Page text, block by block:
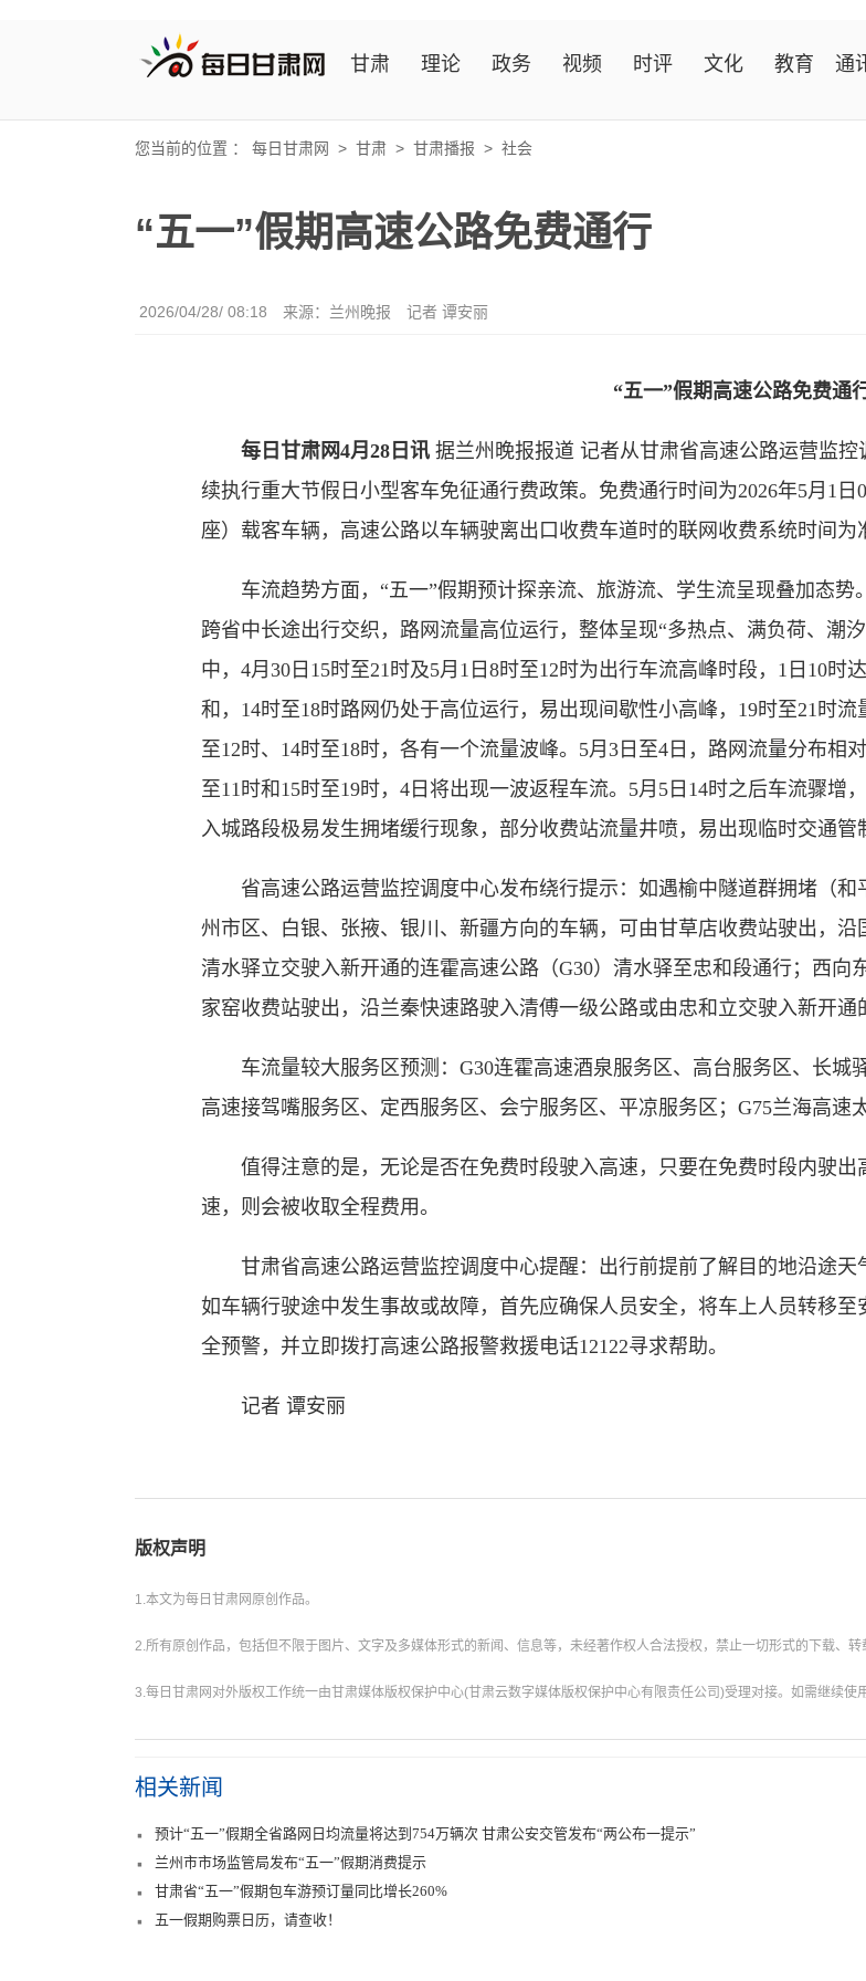
甘肃 理论 政务 视频 时评 文化 教育 通
您当前的位置 ： 每日甘肃网 > 甘肃 > 甘肃播报 > 社会
“五一”假期高速公路免费通行
2026/04/28/ 08:18 来源：兰州晚报 记者 谭安丽
“五一”假期高速公路免费通
每日甘肃网4月28日讯 据兰州晚报报道 记者从甘肃省高速公路运营监
续执行重大节假日小型客车免征通行费政策。免费通行时间为2026年5月1
座）载客车辆，高速公路以车辆驶离出口收费车道时的联网收费系统时间为
车流趋势方面，“五一”假期预计探亲流、旅游流、学生流呈现叠加态势
跨省中长途出行交织，路网流量高位运行，整体呈现“多热点、满负荷、潮
中，4月30日15时至21时及5月1日8时至12时为出行车流高峰时段，1日10
和，14时至18时路网仍处于高位运行，易出现间歇性小高峰，19时至21时
至12时、14时至18时，各有一个流量波峰。5月3日至4日，路网流量分布相
至11时和15时至19时，4日将出现一波返程车流。5月5日14时之后车流骤增
入城路段极易发生拥堵缓行现象，部分收费站流量井喷，易出现临时交通管
省高速公路运营监控调度中心发布绕行提示：如遇榆中隧道群拥堵（和
州市区、白银、张掖、银川、新疆方向的车辆，可由甘草店收费站驶出，
清水驿立交驶入新开通的连霍高速公路（G30）清水驿至忠和段通行；西
家窑收费站驶出，沿兰秦快速路驶入清傅一级公路或由忠和立交驶入新开通
车流量较大服务区预测：G30连霍高速酒泉服务区、高台服务区、长城
高速接驾嘴服务区、定西服务区、会宁服务区、平凉服务区；G75兰海高速
值得注意的是，无论是否在免费时段驶入高速，只要在免费时段内驶出
速，则会被收取全程费用。
甘肃省高速公路运营监控调度中心提醒：出行前提前了解目的地沿途天
如车辆行驶途中发生事故或故障，首先应确保人员安全，将车上人员转移
全预警，并立即拨打高速公路报警救援电话12122寻求帮助。
记者 谭安丽
版权声明
1.本文为每日甘肃网原创作品。
2.所有原创作品，包括但不限于图片、文字及多媒体形式的新闻、信息等，未经著作权人合法授权，禁止一切形式的下载、
3.每日甘肃网对外版权工作统一由甘肃媒体版权保护中心(甘肃云数字媒体版权保护中心有限责任公司)受理对接。如需继续
相关新闻
预计“五一”假期全省路网日均流量将达到754万辆次 甘肃公安交管发布“两公布一提示”
兰州市市场监管局发布“五一”假期消费提示
甘肃省“五一”假期包车游预订量同比增长260%
五一假期购票日历，请查收！